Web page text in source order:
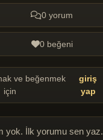
0 yorum
0 beğeni
ve beğenmek
için
giriş
yap
yok. İlk yorumu sen yaz.